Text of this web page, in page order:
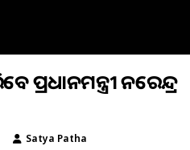
ପ୍ରଧାନମନ୍ତ୍ରୀ ନରେନ୍ଦ୍ର
Satya Patha